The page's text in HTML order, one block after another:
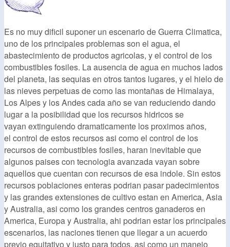
Es no muy dificil suponer un escenario de Guerra Climatica,
uno de los principales problemas son el agua, el
abastecimiento de productos agricolas, y el control de los
combustibles fosiles. La ausencia de agua en muchos lados
del planeta, las sequias en otros tantos lugares, y el hielo de
las nieves perpetuas de como las montañas de Himalaya,
Los Alpes y los Andes cada año se van reduciendo dando
lugar a la posibilidad que los recursos hidricos se
vayan extinguiendo dramaticamente los proximos años,
el control de estos recursos asi como el control de los
recursos de combustibles fosiles, haran inevitable que
algunos paises con tecnologia avanzada vayan sobre
aquellos que cuentan con recursos de esa indole. Sin estos
recursos poblaciones enteras podrian pasar padecimientos
y las grandes extensiones de cultivo estan en America, Asia
y Australia, asi como los grandes centros ganaderos en
America, Europa y Australia, ahi podrian estar los principales
escenarios, las naciones tienen que llegar a un acuerdo
previo equitativo y justo para todos, asi como un manejo